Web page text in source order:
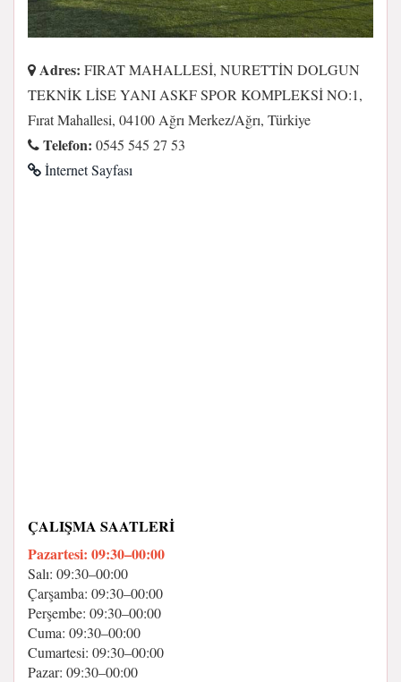
Adres: FIRAT MAHALLESİ, NURETTİN DOLGUN
TEKNİK LİSE YANI ASKF SPOR KOMPLEKSİ NO:1,
Fırat Mahallesi, 04100 Ağrı Merkez/Ağrı, Türkiye
Telefon: 0545 545 27 53
İnternet Sayfası
ÇALIŞMA SAATLERI
Pazartesi: 09:30–00:00
Salı: 09:30–00:00
Çarşamba: 09:30–00:00
Perşembe: 09:30–00:00
Cuma: 09:30–00:00
Cumartesi: 09:30–00:00
Pazar: 09:30–00:00